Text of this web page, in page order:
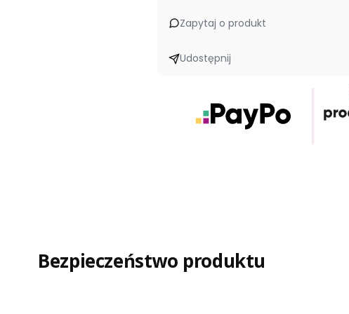
Zapytaj o produkt
Udostępnij
Bezpieczeństwo produktu